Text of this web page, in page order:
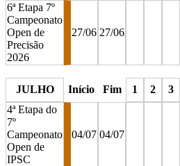
6ª Etapa 7º
Campeonato
Open de
Precisão
2026
27/06 27/06
JULHO
Início Fim 1 2 3
4ª Etapa do
7º
Campeonato
Open de
IPSC
04/07 04/07